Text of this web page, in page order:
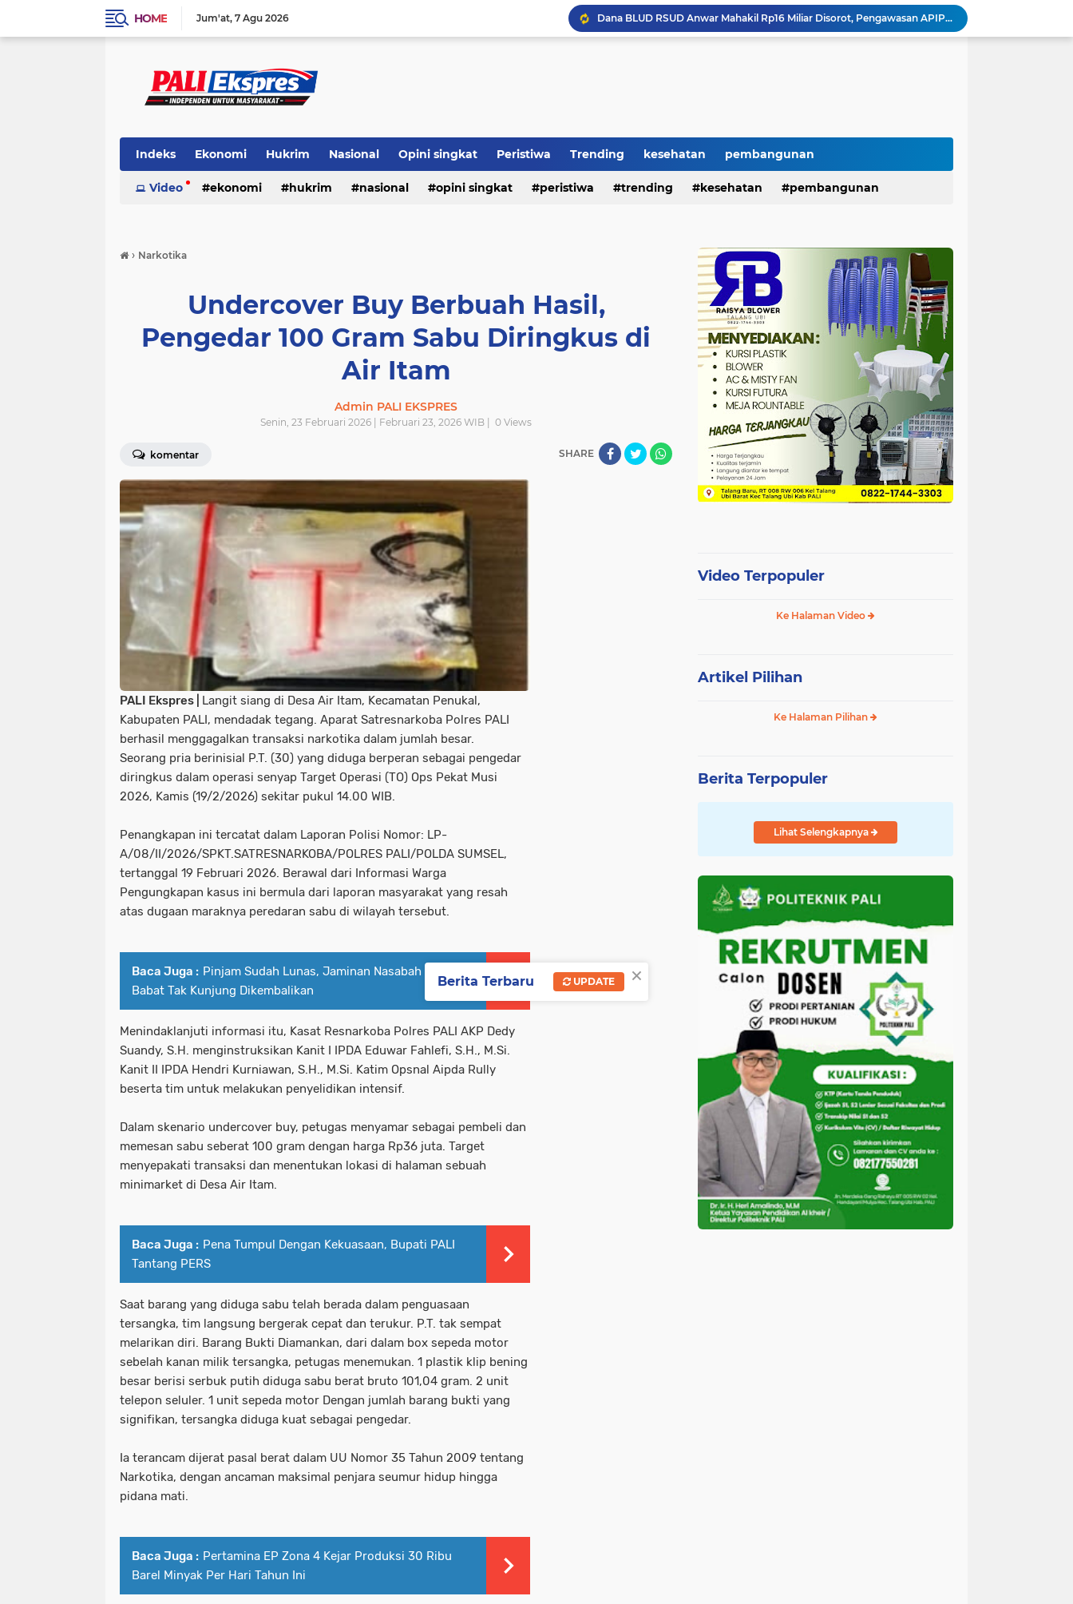
HOME Jum'at 7 Agu 2026
Dana BLUD RSUD Anwar Mahakil Rp16 Miliar Disorot, Pengawasan APIP, BPKP dan BPK Harus Bergerak Optimal
300 Mahasiswa Gabungan Geruduk Kejari Palembang, Desak Pengusutan Dugaan Korupsi Tanpa Tebang Pilih
‎Dinilai Caplok Wilayah Desa, Warga Air Itam Timur Surati Kemendagri & Minta Perbup PALI No. 88/2023 Ditinjau Ulang ‎
Indeks Ekonomi Hukrim Nasional Opini singkat Peristiwa Trending kesehatan pembangunan
Video ekonomi hukrim nasional opini singkat peristiwa trending kesehatan pembangunan
› Narkotika
Undercover Buy Berbuah Hasil,
Pengedar 100 Gram Sabu Diringkus di
Air Itam
Admin PALI EKSPRES
Senin, 23 Februari 2026 | Februari 23, 2026 WIB | 0 Views
komentar SHARE
PALI Ekspres |
Langit siang di Desa Air Itam, Kecamatan Penukal,
Kabupaten PALI, mendadak tegang. Aparat Satresnarkoba Polres PALI
berhasil menggagalkan transaksi narkotika dalam jumlah besar.
Seorang pria berinisial P.T. (30) yang diduga berperan sebagai pengedar
diringkus dalam operasi senyap Target Operasi (TO) Ops Pekat Musi
2026, Kamis (19/2/2026) sekitar pukul 14.00 WIB.
Penangkapan ini tercatat dalam Laporan Polisi Nomor: LP-
A/08/II/2026/SPKT.SATRESNARKOBA/POLRES PALI/POLDA SUMSEL,
tertanggal 19 Februari 2026. Berawal dari Informasi Warga
Pengungkapan kasus ini bermula dari laporan masyarakat yang resah
atas dugaan maraknya peredaran sabu di wilayah tersebut.
Baca Juga : Pinjam Sudah Lunas, Jaminan Nasabah Di BRI
Babat Tak Kunjung Dikembalikan
Menindaklanjuti informasi itu, Kasat Resnarkoba Polres PALI AKP Dedy
Suandy, S.H. menginstruksikan Kanit I IPDA Eduwar Fahlefi, S.H., M.Si.
Kanit II IPDA Hendri Kurniawan, S.H., M.Si. Katim Opsnal Aipda Rully
beserta tim untuk melakukan penyelidikan intensif.
Dalam skenario undercover buy, petugas menyamar sebagai pembeli dan
memesan sabu seberat 100 gram dengan harga Rp36 juta. Target
menyepakati transaksi dan menentukan lokasi di halaman sebuah
minimarket di Desa Air Itam.
Baca Juga : Pena Tumpul Dengan Kekuasaan, Bupati PALI
Tantang PERS
Saat barang yang diduga sabu telah berada dalam penguasaan
tersangka, tim langsung bergerak cepat dan terukur. P.T. tak sempat
melarikan diri. Barang Bukti Diamankan, dari dalam box sepeda motor
sebelah kanan milik tersangka, petugas menemukan. 1 plastik klip bening
besar berisi serbuk putih diduga sabu berat bruto 101,04 gram. 2 unit
telepon seluler. 1 unit sepeda motor Dengan jumlah barang bukti yang
signifikan, tersangka diduga kuat sebagai pengedar.
Ia terancam dijerat pasal berat dalam UU Nomor 35 Tahun 2009 tentang
Narkotika, dengan ancaman maksimal penjara seumur hidup hingga
pidana mati.
Baca Juga : Pertamina EP Zona 4 Kejar Produksi 30 Ribu
Barel Minyak Per Hari Tahun Ini
Video Terpopuler
Ke Halaman Video
Artikel Pilihan
Ke Halaman Pilihan
Berita Terpopuler
Lihat Selengkapnya
×
Berita Terbaru UPDATE